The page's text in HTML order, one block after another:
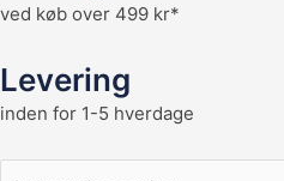
ved køb over 499 kr*
Levering
inden for 1-5 hverdage